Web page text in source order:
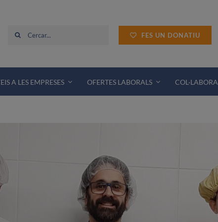
Cerca
FES UN DONATIU
A LES EMPRESES OFERTES LABORALS COL·LABORA